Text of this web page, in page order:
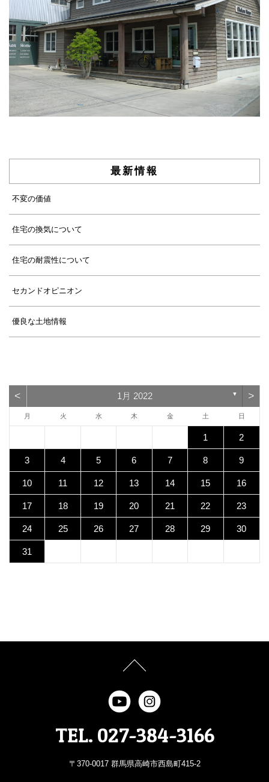
最新情報
不変の価値
住宅の換気について
住宅の耐震性について
セカンドオピニオン
優良な土地情報
< 1月 2022 ▼ >
月 火 水 木 金 土 日
1 2
3 4 5 6 7 8 9
10 11 12 13 14 15 16
17 18 19 20 21 22 23
24 25 26 27 28 29 30
31
TEL. 027-384-3166
〒370-0017 群馬県高崎市西島町415-2